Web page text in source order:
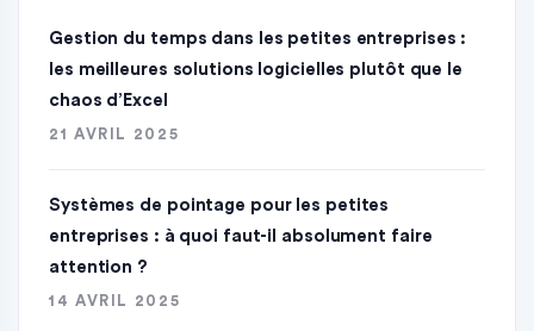
Gestion du temps dans les petites entreprises :
les meilleures solutions logicielles plutôt que le
chaos d’Excel
21 AVRIL 2025
Systèmes de pointage pour les petites
entreprises : à quoi faut-il absolument faire
attention ?
14 AVRIL 2025